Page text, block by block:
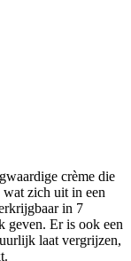
crème die
zich uit in een
in 7
geven. Er is ook een
laat vergrijzen,